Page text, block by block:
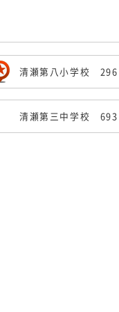
清瀬第八小学校
清瀬第三中学校